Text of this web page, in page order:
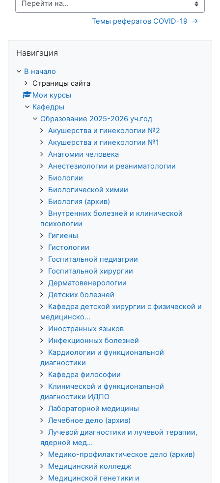
Перейти на...
Темы рефератов COVID-19  →
Навигация
В начало
Страницы сайта
Мои курсы
Кафедры
Образование 2025-2026 уч.год
Акушерства и гинекологии №2
Акушерства и гинекологии №1
Анатомии человека
Анестезиологии и реаниматологии
Биологии
Биологической химии
Биология (архив)
Внутренних болезней и клинической
психологии
Гигиены
Гистологии
Госпитальной педиатрии
Госпитальной хирургии
Дерматовенерологии
Детских болезней
Кафедра детской хирургии с физической и
медицинско...
Иностранных языков
Инфекционных болезней
Кардиологии и функциональной
диагностики
Кафедра философии
Клинической и функциональной
диагностики ИДПО
Лабораторной медицины
Лечебное дело (архив)
Лучевой диагностики и лучевой терапии,
ядерной мед...
Медико-профилактическое дело (архив)
Медицинский колледж
Медицинской генетики и